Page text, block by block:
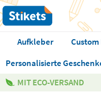
Aufkleber Custom
Personalisierte
MIT ECO-VERSAND